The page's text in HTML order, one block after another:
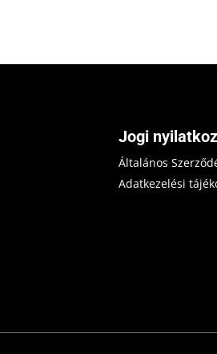
Jogi
Általános
Adatkezelési